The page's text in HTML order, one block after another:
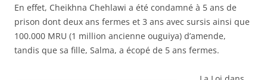
En effet, Cheikhna Chehlawi a été condamné à 5 ans de
prison dont deux ans fermes et 3 ans avec sursis ainsi que
100.000 MRU (1 million ancienne ouguiya) d’amende,
tandis que sa fille, Salma, a écopé de 5 ans fermes.